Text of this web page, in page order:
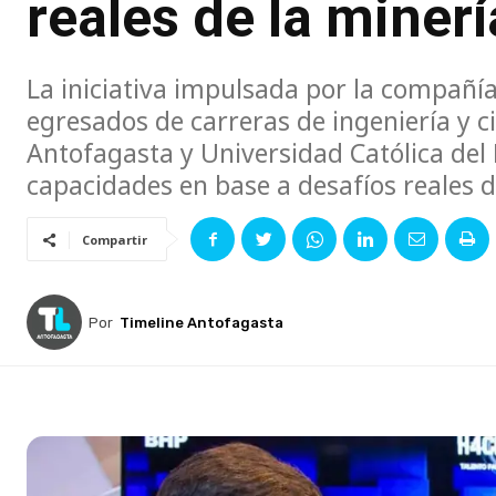
reales de la
La iniciativa impulsada por la
egresados de carreras de ingeniería y
Antofagasta y Universidad Católica
capacidades en base a desafíos
Compartir
Por Timeline Antofagasta